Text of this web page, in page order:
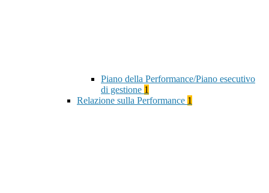
Piano della Performance/Piano esecutivo
di gestione 1
Relazione sulla Performance 1